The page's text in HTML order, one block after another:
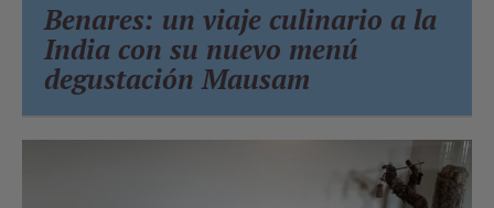
Benares: un viaje culinario a la
India con su nuevo menú
degustación Mausam